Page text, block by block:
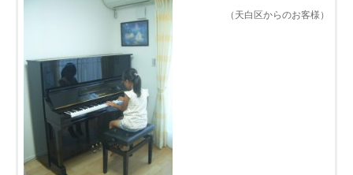
ベヒシュタインアップライトピアノ
ホフマングランドピアノ
ホフマンアップライトピアノ
中古ピアノ
（天白区からのお客様）